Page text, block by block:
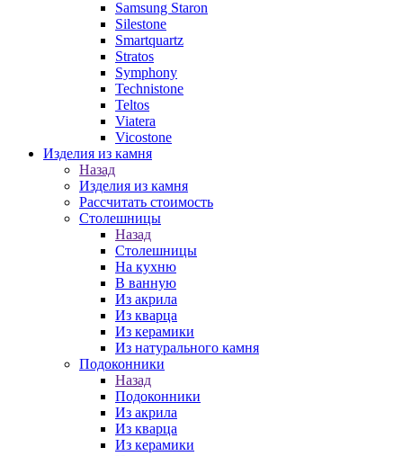
Samsung Staron
Silestone
Smartquartz
Stratos
Symphony
Technistone
Teltos
Viatera
Vicostone
Изделия из камня
Назад
Изделия из камня
Рассчитать стоимость
Столешницы
Назад
Столешницы
На кухню
В ванную
Из акрила
Из кварца
Из керамики
Из натурального камня
Подоконники
Назад
Подоконники
Из акрила
Из кварца
Из керамики